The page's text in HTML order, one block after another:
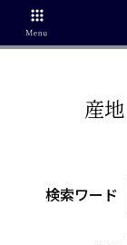
産地
検索ワード